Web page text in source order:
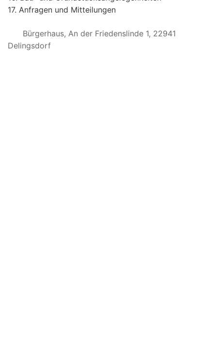
17. Anfragen und Mitteilungen
Bürgerhaus, An der Friedenslinde 1, 22941
Delingsdorf